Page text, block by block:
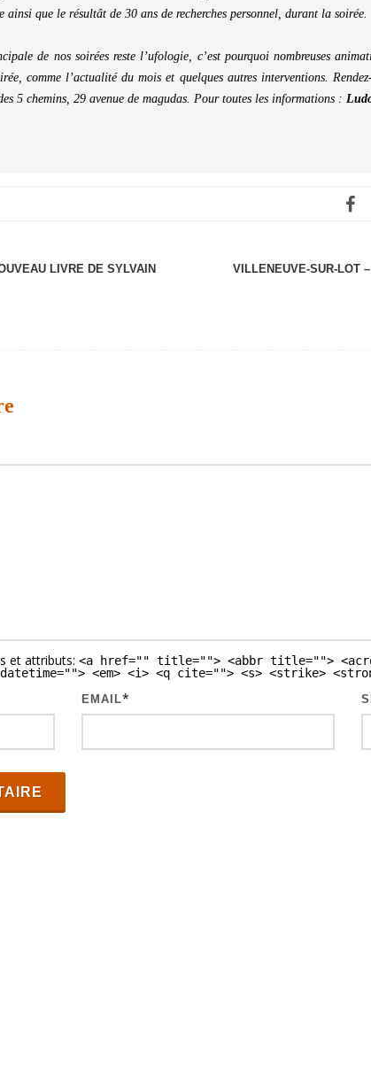
ainsi que le résultât de 30 ans de recherches personnel, durant la soirée.
de nos soirées reste l’ufologie, c’est pourquoi nombreuses
comme l’actualité du mois et quelques autres interventions.
5 chemins, 29 avenue de magudas. Pour toutes les informations :
LIVRE DE SYLVAIN
VILLENEUVE-SUR-LOT
et attributs: <a href="" title=""> <abbr title="">
<em> <i> <q cite=""> <s> <strike>
EMAIL*